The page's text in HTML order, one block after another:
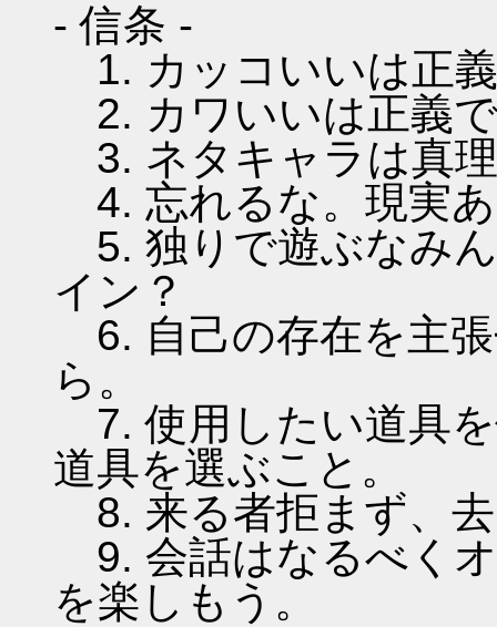
- 信条 -
1. カッコいいは正
2. カワいいは正義
3. ネタキャラは真
4. 忘れるな。現実
5. 独りで遊ぶなみ
イン？
6. 自己の存在を主
ら。
7. 使用したい道具
道具を選ぶこと。
8. 来る者拒まず、
9. 会話はなるべく
を楽しもう。